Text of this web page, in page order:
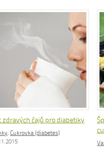
zdravých čajů pro diabetiky
, Cukrovka (diabetes)